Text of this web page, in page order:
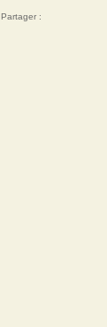
Partager :